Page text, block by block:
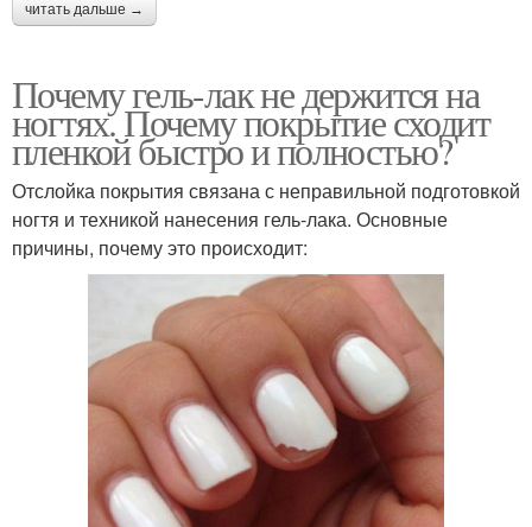
читать дальше →
Почему гель-лак не держится на
ногтях. Почему покрытие сходит
пленкой быстро и полностью?
Отслойка покрытия связана с неправильной подготовкой
ногтя и техникой нанесения гель-лака. Основные
причины, почему это происходит: